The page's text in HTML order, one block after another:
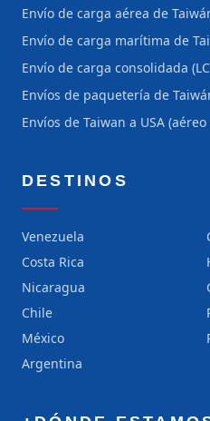
Envío de carga aérea de
Envío de carga marítima de
Envío de carga consolidada
Envíos de paquetería de
Envíos de Taiwan a USA
DESTINOS
Venezuela
Costa Rica
Nicaragua
Chile
México
Argentina